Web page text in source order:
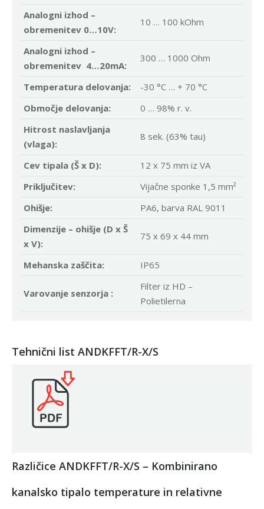
Analogni izhod –
obremenitev 0…10V:
10 … 100 kOhm
Analogni izhod –
obremenitev 4…20mA:
300 … 1000 Ohm
Temperatura delovanja:
-30 °C … + 70 °C
Območje delovanja:
0 … 98% r. v.
Hitrost naslavljanja
(vlaga):
8 sek. (63% tau)
Cev tipala (Š x D):
12 x 75 mm iz VA
Priključitev:
Vijačne sponke 1,5 mm²
Ohišje:
PA6, barva RAL 9011
Dimenzije – ohišje (D x Š
x V):
75 x 69 x 44 mm
Mehanska zaščita: IP65
Varovanje senzorja :
Filter iz HD –
Polietilerna
Tehnični list ANDKFFT/R-X/S
Različice ANDKFFT/R-X/S – Kombinirano
kanalsko tipalo temperature in relativne